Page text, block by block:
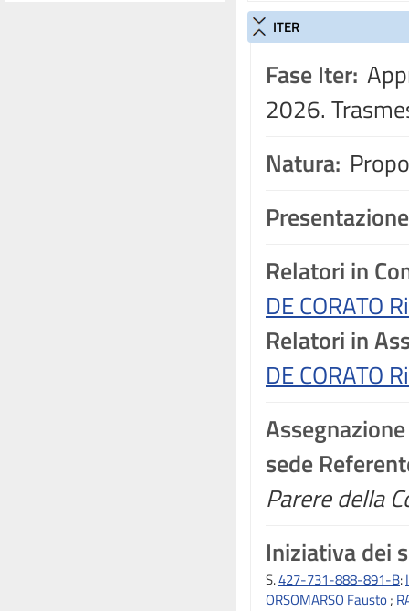
ITER
Fase Iter:
2026.
Natura:
Relatori in
DE CORATO
Relatori in
DE CORATO
Assegnazione
sede
Parere della
Iniziativa dei
S.427-731-888-891-B:
ORSOMARSO Fausto;